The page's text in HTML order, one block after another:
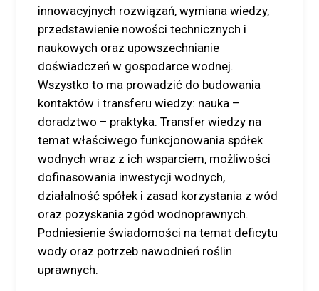
innowacyjnych rozwiązań, wymiana wiedzy,
przedstawienie nowości technicznych i
naukowych oraz upowszechnianie
doświadczeń w gospodarce wodnej.
Wszystko to ma prowadzić do budowania
kontaktów i transferu wiedzy: nauka –
doradztwo – praktyka. Transfer wiedzy na
temat właściwego funkcjonowania spółek
wodnych wraz z ich wsparciem, możliwości
dofinasowania inwestycji wodnych,
działalność spółek i zasad korzystania z wód
oraz pozyskania zgód wodnoprawnych.
Podniesienie świadomości na temat deficytu
wody oraz potrzeb nawodnień roślin
uprawnych.